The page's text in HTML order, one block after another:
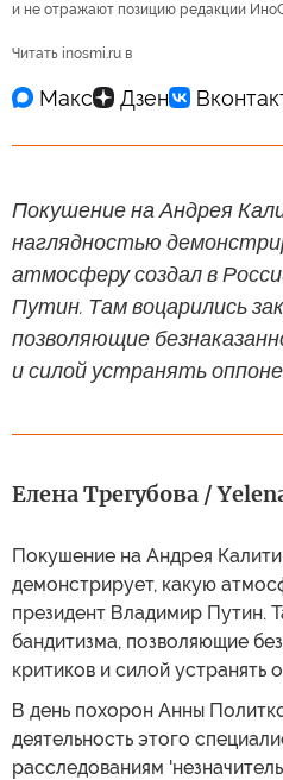
и не отражают позицию редакции
Читать inosmi.ru в
Покушение на Андрея
наглядностью
атмосферу создал в
Путин. Там воцарились
позволяющие
и силой устранять
Елена Трегубова /
Покушение на Андрея
демонстрирует, какую
президент Владимир Путин.
бандитизма, позволяющие
критиков и силой устранять
В день похорон Анны
деятельность этого
расследованиям